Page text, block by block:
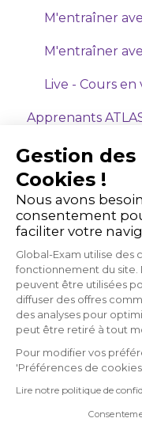
Découvrir Live,
M'entraîner
M'entraîner
Live - Cours en
Apprenants
OPCO (ATLAS &
Je suis
Prise en main
Comment
Mes outils
Ma formule
Optimisez votre
GlobalExam
22 avenue de Saint-Ouen,
75018 Paris, France
Copyright © 2026,
Gestion des
Cookies !
Nous avons
consentement
faciliter votre
Global-Exam utilise des
fonctionnement du site.
peuvent être utilisées
diffuser des offres
des analyses pour
peut être retiré à tout
Pour modifier vos
'Préférences de
Lire notre politique de